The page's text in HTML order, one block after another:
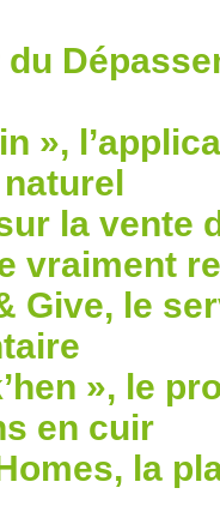
du
»,
la vente
vraiment
Give, le
», le
en cuir
la